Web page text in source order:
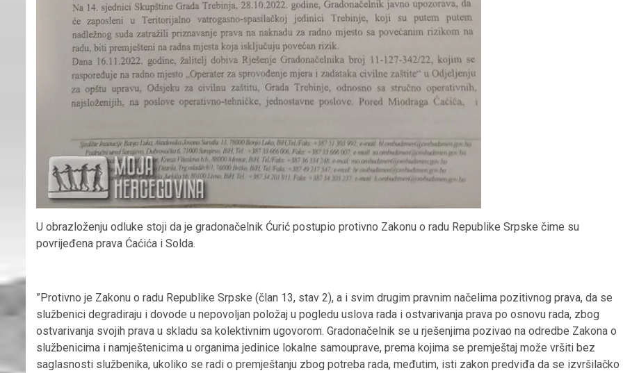
U obrazloženju odluke stoji da je gradonačelnik Ćurić postupio protivno Zakonu o radu Republike Srpske čime su
povrijeđena prava Ćaćića i Solda.
”Protivno je Zakonu o radu Republike Srpske (član 13, stav 2), a i svim drugim pravnim načelima pozitivnog prava, da se
službenici degradiraju i dovode u nepovoljan položaj u pogledu uslova rada i ostvarivanja prava po osnovu rada, zbog
ostvarivanja svojih prava u skladu sa kolektivnim ugovorom. Gradonačelnik se u rješenjima pozivao na odredbe Zakona o
službenicima i namještenicima u organima jedinice lokalne samouprave, prema kojima se premještaj može vršiti bez
saglasnosti službenika, ukoliko se radi o premještanju zbog potreba rada, međutim, isti zakon predviđa da se izvršilačko